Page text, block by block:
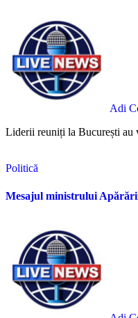
Adi
Liderii reuniți la București
Politică
Mesajul ministrului